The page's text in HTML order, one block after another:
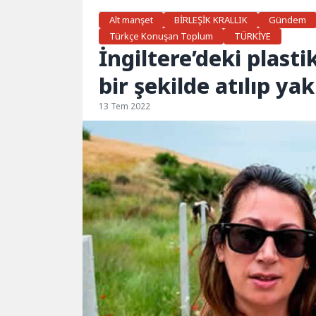
Alt manşet
BİRLEŞİK KRALLIK Gündem
Türkçe Konuşan Toplum
TÜRKİYE
İngiltere’deki plastik
bir şekilde atılıp
13 Tem 2022